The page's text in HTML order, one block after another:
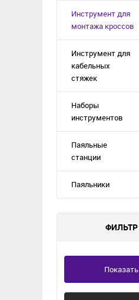
Инструмент для
монтажа кроссов
Инструмент для
кабельных
стяжек
Наборы
инструментов
Паяльные
станции
Паяльники
ФИЛЬТР
Показать